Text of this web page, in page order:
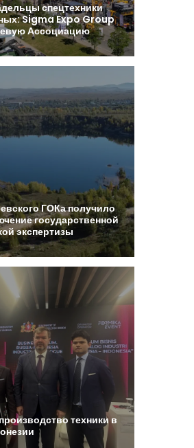
спецтехники
SigmaExpoGroup
Ассоциацию
ГОКаполучило
государственной
экспертизы
производство техникив